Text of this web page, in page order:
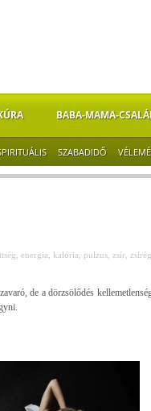
BABA-MAMA-
SZABADIDŐ
energia kalória pulzus, zsír,
de a dörzsölődés